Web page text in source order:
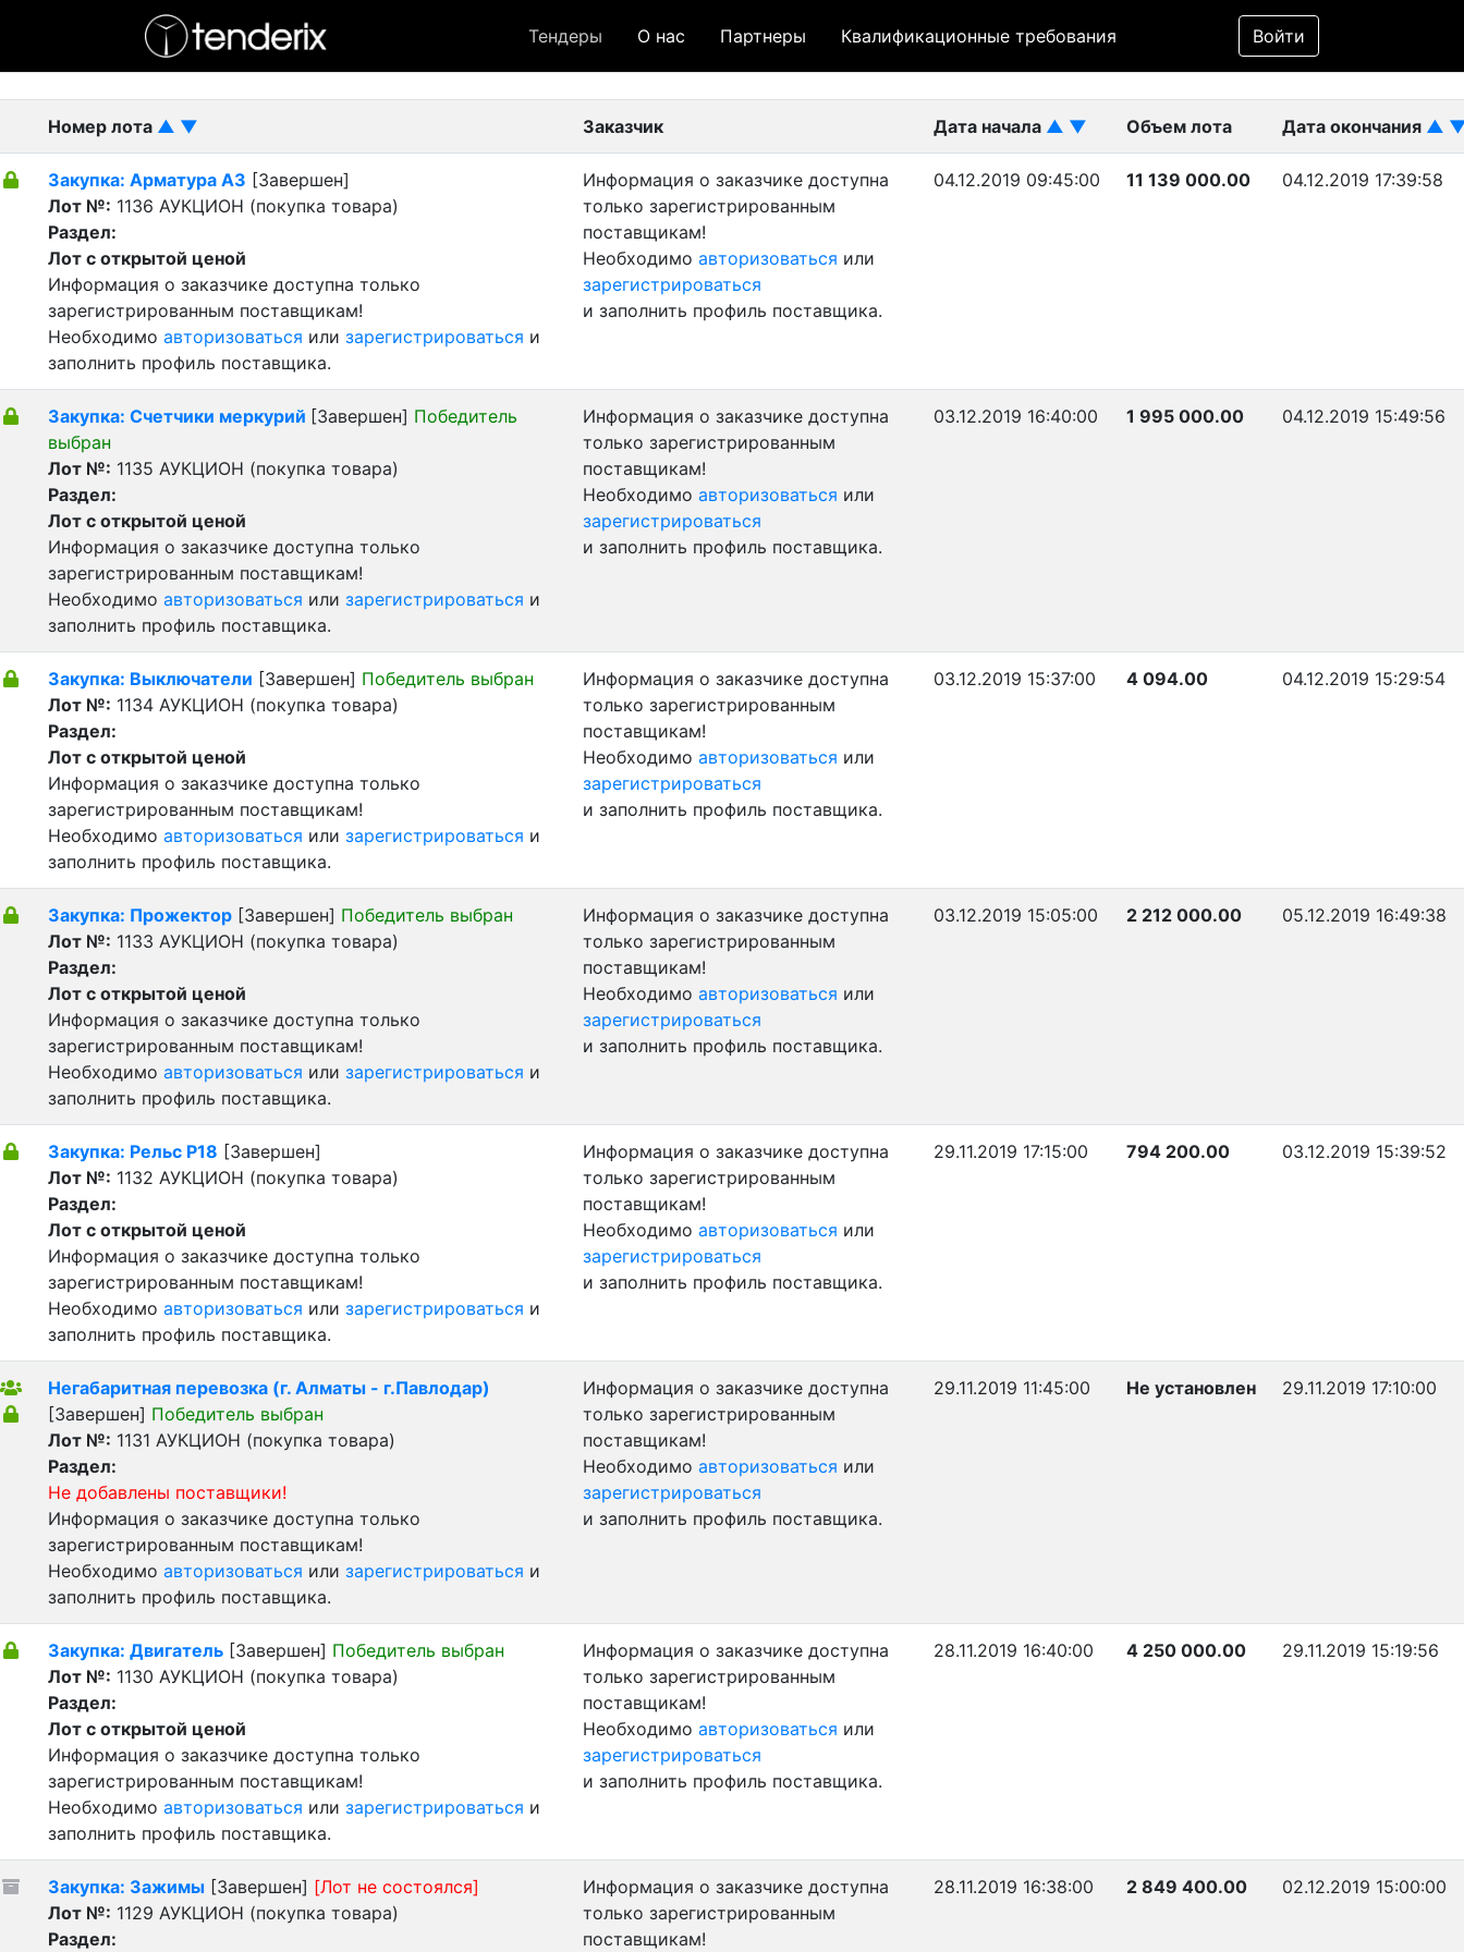
Тендеры О нас Партнеры Квалификационные требования Войти
Фильтр
- Завершенный лот
Номер лота ▲ ▼ Заказчик Дата начала ▲ ▼ Объем лота Дата окончания ▲
Закупка: Арматура А3 [Завершен]
Лот №: 1136 АУКЦИОН (покупка товара)
Раздел:
Лот с открытой ценой
Информация о заказчике доступна только
зарегистрированным поставщикам!
Необходимо авторизоваться или зарегистрироваться и
заполнить профиль поставщика.
Информация о заказчике доступна
только зарегистрированным
поставщикам!
Необходимо авторизоваться или
зарегистрироваться
и заполнить профиль поставщика.
04.12.2019 09:45:00 11 139 000.00 04.12.2019 17:39:58
Закупка: Счетчики меркурий [Завершен] Победитель
выбран
Лот №: 1135 АУКЦИОН (покупка товара)
Раздел:
Лот с открытой ценой
Информация о заказчике доступна только
зарегистрированным поставщикам!
Необходимо авторизоваться или зарегистрироваться и
заполнить профиль поставщика.
Информация о заказчике доступна
только зарегистрированным
поставщикам!
Необходимо авторизоваться или
зарегистрироваться
и заполнить профиль поставщика.
03.12.2019 16:40:00 1 995 000.00 04.12.2019 15:49:56
Закупка: Выключатели [Завершен] Победитель выбран
Лот №: 1134 АУКЦИОН (покупка товара)
Раздел:
Лот с открытой ценой
Информация о заказчике доступна только
зарегистрированным поставщикам!
Необходимо авторизоваться или зарегистрироваться и
заполнить профиль поставщика.
Информация о заказчике доступна
только зарегистрированным
поставщикам!
Необходимо авторизоваться или
зарегистрироваться
и заполнить профиль поставщика.
03.12.2019 15:37:00 4 094.00 04.12.2019 15:29:54
Закупка: Прожектор [Завершен] Победитель выбран
Лот №: 1133 АУКЦИОН (покупка товара)
Раздел:
Лот с открытой ценой
Информация о заказчике доступна только
зарегистрированным поставщикам!
Необходимо авторизоваться или зарегистрироваться и
заполнить профиль поставщика.
Информация о заказчике доступна
только зарегистрированным
поставщикам!
Необходимо авторизоваться или
зарегистрироваться
и заполнить профиль поставщика.
03.12.2019 15:05:00 2 212 000.00 05.12.2019 16:49:38
Закупка: Рельс Р18 [Завершен]
Лот №: 1132 АУКЦИОН (покупка товара)
Раздел:
Лот с открытой ценой
Информация о заказчике доступна только
зарегистрированным поставщикам!
Необходимо авторизоваться или зарегистрироваться и
заполнить профиль поставщика.
Информация о заказчике доступна
только зарегистрированным
поставщикам!
Необходимо авторизоваться или
зарегистрироваться
и заполнить профиль поставщика.
29.11.2019 17:15:00 794 200.00 03.12.2019 15:39:52
Негабаритная перевозка (г. Алматы - г.Павлодар)
[Завершен] Победитель выбран
Лот №: 1131 АУКЦИОН (покупка товара)
Раздел:
Не добавлены поставщики!
Информация о заказчике доступна только
зарегистрированным поставщикам!
Необходимо авторизоваться или зарегистрироваться и
заполнить профиль поставщика.
Информация о заказчике доступна
только зарегистрированным
поставщикам!
Необходимо авторизоваться или
зарегистрироваться
и заполнить профиль поставщика.
29.11.2019 11:45:00 Не установлен 29.11.2019 17:10:00
Закупка: Двигатель [Завершен] Победитель выбран
Лот №: 1130 АУКЦИОН (покупка товара)
Раздел:
Лот с открытой ценой
Информация о заказчике доступна только
зарегистрированным поставщикам!
Необходимо авторизоваться или зарегистрироваться и
заполнить профиль поставщика.
Информация о заказчике доступна
только зарегистрированным
поставщикам!
Необходимо авторизоваться или
зарегистрироваться
и заполнить профиль поставщика.
28.11.2019 16:40:00 4 250 000.00 29.11.2019 15:19:56
Закупка: Зажимы [Завершен] [Лот не состоялся]
Лот №: 1129 АУКЦИОН (покупка товара)
Раздел:
Информация о заказчике доступна
только зарегистрированным
поставщикам!
28.11.2019 16:38:00 2 849 400.00 02.12.2019 15:00:00